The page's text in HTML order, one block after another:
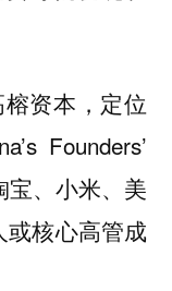
资本，定位
Founders’
宝、小米、美
核心高管成